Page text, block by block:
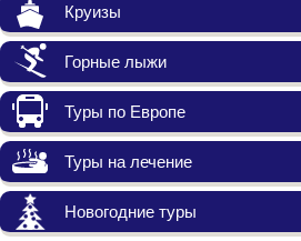
Круизы
Горные лыжи
Туры по Европе
Туры на лечение
Новогодние туры